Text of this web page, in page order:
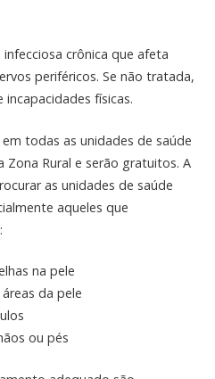
crônica que afeta
periféricos. Se não tratada,
físicas.
todas as unidades de saúde
Zona Rural e serão gratuitos. A
as unidades de saúde
aqueles que
na pele
da pele
ou pés